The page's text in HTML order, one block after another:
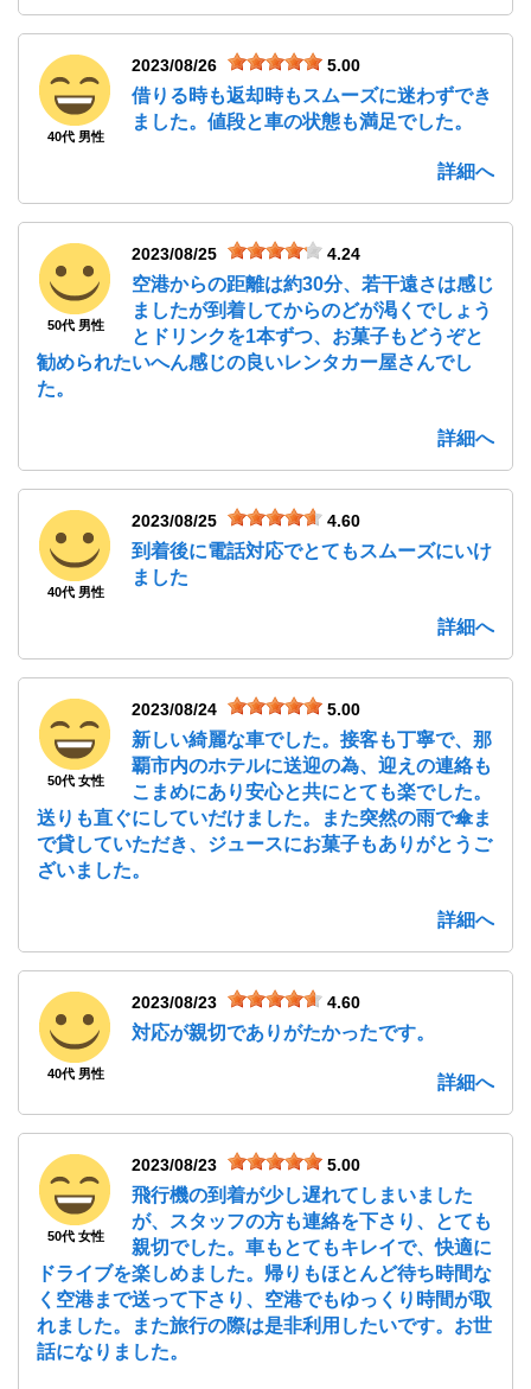
40代 男性
2023/08/26 5.00
借りる時も返却時もスムーズに迷わずでき
ました。値段と車の状態も満足でした。
詳細へ
50代 男性
2023/08/25 4.24
空港からの距離は約30分、若干遠さは感じ
ましたが到着してからのどが渇くでしょう
とドリンクを1本ずつ、お菓子もどうぞと
勧められたいへん感じの良いレンタカー屋さんでし
た。
詳細へ
40代 男性
2023/08/25 4.60
到着後に電話対応でとてもスムーズにいけ
ました
詳細へ
50代 女性
2023/08/24 5.00
新しい綺麗な車でした。接客も丁寧で、那
覇市内のホテルに送迎の為、迎えの連絡も
こまめにあり安心と共にとても楽でした。
送りも直ぐにしていだけました。また突然の雨で傘ま
で貸していただき、ジュースにお菓子もありがとうご
ざいました。
詳細へ
40代 男性
2023/08/23 4.60
対応が親切でありがたかったです。
詳細へ
50代 女性
2023/08/23 5.00
飛行機の到着が少し遅れてしまいました
が、スタッフの方も連絡を下さり、とても
親切でした。車もとてもキレイで、快適に
ドライブを楽しめました。帰りもほとんど待ち時間な
く空港まで送って下さり、空港でもゆっくり時間が取
れました。また旅行の際は是非利用したいです。お世
話になりました。